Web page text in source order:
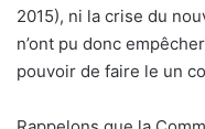
2015), ni la crise du
n’ont pu donc
pouvoir de faire le un